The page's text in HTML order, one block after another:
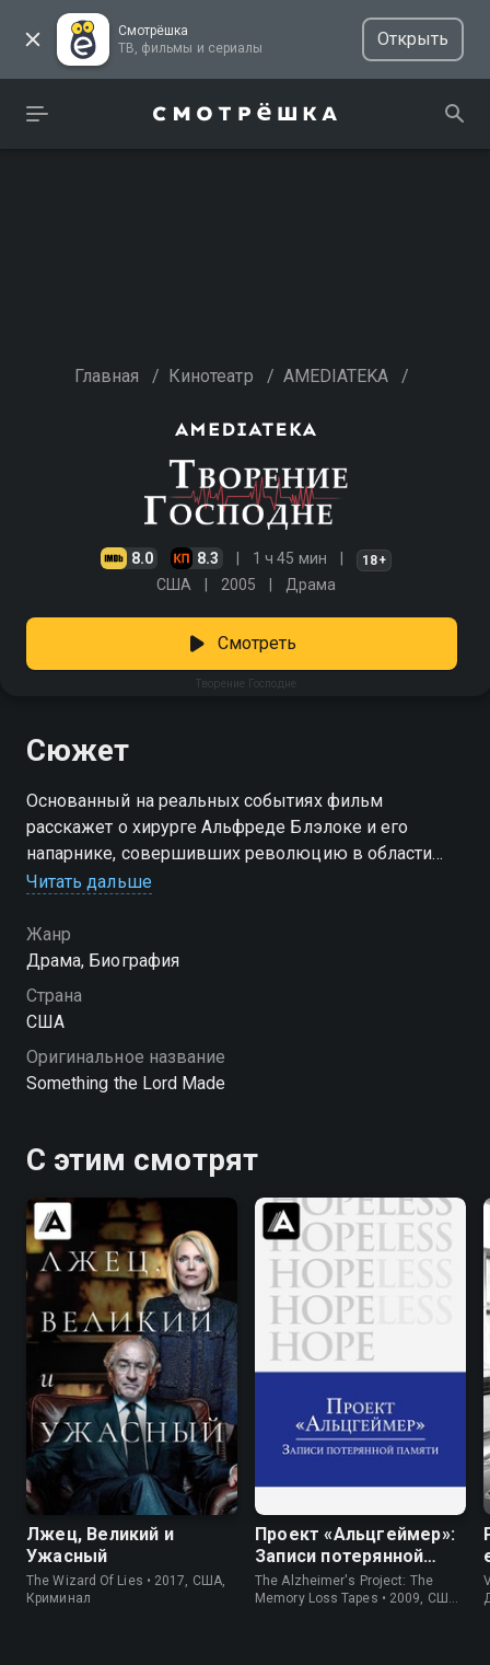
Смотрёшка
ТВ, фильмы и сериалы
Открыть
Главная / Кинотеатр / AMEDIATEKA /
8.0 8.3 1 ч 45 мин 18+
США 2005 Драма
Творение Господне
Смотреть
Сюжет
Основанный на реальных событиях фильм
расскажет о хирурге Альфреде Блэлоке и его
напарнике, совершивших революцию в области
кардиологии. Смотреть сериал «Творение Господне»
Амедиатека в Смотрёшке.
Читать дальше
Жанр
Драма, Биография
Страна
США
Оригинальное название
Something the Lord Made
С этим смотрят
6.8 6.8
Лжец, Великий и
Ужасный
The Wizard Of Lies • 2017, США,
Криминал
7.6
Проект «Альцгеймер»:
Записи потерянной
памяти
The Alzheimer's Project: The
Memory Loss Tapes • 2009, США,